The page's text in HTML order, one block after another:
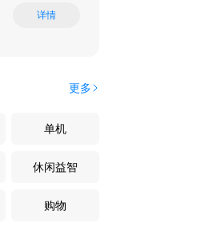
详情
更多
单机
休闲益智
购物